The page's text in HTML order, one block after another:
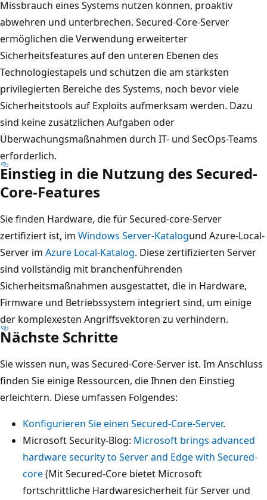
Missbrauch eines Systems nutzen können, proaktiv
abwehren und unterbrechen. Secured-Core-Server
ermöglichen die Verwendung erweiterter
Sicherheitsfeatures auf den unteren Ebenen des
Technologiestapels und schützen die am stärksten
privilegierten Bereiche des Systems, noch bevor viele
Sicherheitstools auf Exploits aufmerksam werden. Dazu
sind keine zusätzlichen Aufgaben oder
Überwachungsmaßnahmen durch IT- und SecOps-Teams
erforderlich.
Einstieg in die Nutzung des Secured-
Core-Features
Sie finden Hardware, die für Secured-core-Server
zertifiziert ist, im Windows Server-Katalogund Azure-Local-
Server im Azure Local-Katalog. Diese zertifizierten Server
sind vollständig mit branchenführenden
Sicherheitsmaßnahmen ausgestattet, die in Hardware,
Firmware und Betriebssystem integriert sind, um einige
der komplexesten Angriffsvektoren zu verhindern.
Nächste Schritte
Sie wissen nun, was Secured-Core-Server ist. Im Anschluss
finden Sie einige Ressourcen, die Ihnen den Einstieg
erleichtern. Diese umfassen Folgendes:
Konfigurieren Sie einen Secured-Core-Server.
Microsoft Security-Blog: Microsoft brings advanced
hardware security to Server and Edge with Secured-
core(Mit Secured-Core bietet Microsoft
fortschrittliche Hardwaresicherheit für Server und